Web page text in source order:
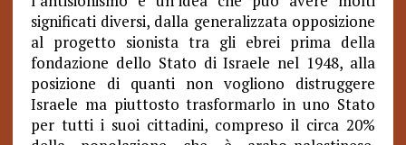
significati diversi, dalla generalizzata opposizione
al progetto sionista tra gli ebrei prima della
fondazione dello Stato di Israele nel 1948, alla
posizione di quanti non vogliono distruggere
Israele ma piuttosto trasformarlo in uno Stato
per tutti i suoi cittadini, compreso il circa 20%